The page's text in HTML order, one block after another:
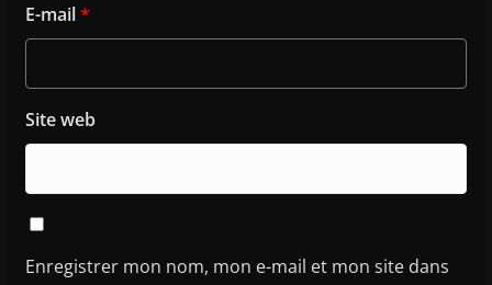
E-mail*
Site web
Enregistrer mon nom, mon e-mail et mon site dans